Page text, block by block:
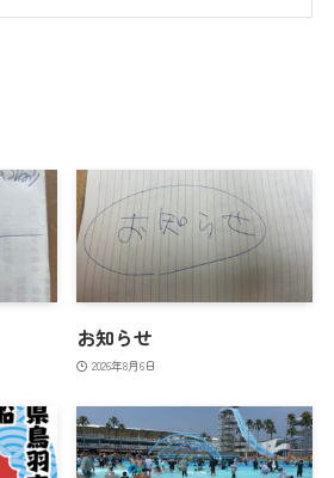
お知らせ
2026年8月6日